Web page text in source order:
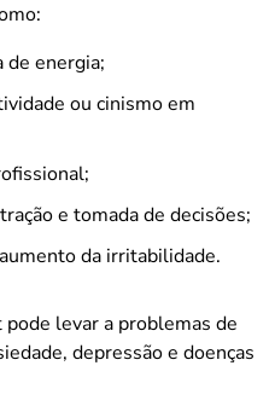
de energia;
ou cinismo em
e tomada de decisões;
da irritabilidade.
levar a problemas de
depressão e doenças